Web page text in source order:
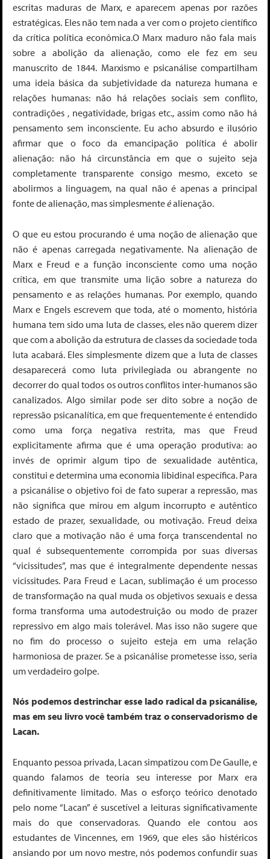
escritas maduras de Marx, e aparecem apenas por razões
estratégicas. Eles não tem nada a ver com o projeto científico
da crítica política econômica.O Marx maduro não fala mais
sobre a abolição da alienação, como ele fez em seu
manuscrito de 1844. Marxismo e psicanálisecompartilham
uma ideia básica da subjetividade da natureza humana e
relações humanas: não há relações sociais sem conflito,
contradições , negatividade, brigas etc., assim como não há
pensamento sem inconsciente. Eu acho absurdo e ilusório
afirmar que o foco da emancipação política é abolir
alienação: não há circunstância em que o sujeito seja
completamente transparente consigo mesmo, exceto se
abolirmos a linguagem, na qual não é apenas a principal
fonte de alienação, mas simplesmenteéalienação.
O que eu estou procurando é uma noção de alienação que
não é apenas carregada negativamente. Na alienação de
Marx e Freud e a função inconsciente como uma noção
crítica, em que transmite uma lição sobre a natureza do
pensamento e as relações humanas. Por exemplo, quando
Marx e Engels escrevem que toda, até o momento, história
humana tem sido uma luta de classes, eles não querem dizer
que com a abolição da estrutura de classes da sociedade toda
luta acabará. Eles simplesmente dizem que a luta de classes
desaparecerá como luta privilegiada ou abrangente no
decorrer do qual todos os outros conflitos inter-humanos são
canalizados. Algo similar pode ser dito sobre a noção de
repressão psicanalítica, em que frequentemente é entendido
como uma força negativa restrita, mas que Freud
explicitamente afirma que é uma operação produtiva: ao
invés de oprimir algum tipo de sexualidade autêntica,
constitui e determina uma economia libidinal específica. Para
a psicanálise o objetivo foi de fato superar a repressão, mas
não significa que mirou em algum incorrupto e autêntico
estado de prazer, sexualidade, ou motivação.Freud deixa
claro que a motivação não é uma força transcendental no
qual é subsequentemente corrompida por suas diversas
“vicissitudes”, mas que é integralmente dependente nessas
vicissitudes. Para Freud e Lacan, sublimação é um processo
de transformação na qual muda os objetivos sexuais e dessa
forma transforma uma autodestruição ou modo de prazer
repressivo em algo mais tolerável. Mas isso não sugere que
no fim do processo o sujeitoesteja em uma relação
harmoniosa de prazer. Se a psicanálise prometesse isso, seria
um verdadeiro golpe.
Nós podemos destrinchar esse lado radical da psicanálise,
mas em seu livro você também traz o conservadorismo de
Lacan.
Enquanto pessoa privada, Lacan simpatizou com De Gaulle, e
quando falamosde teoria seu interesse por Marx era
definitivamente limitado. Mas o esforço teórico denotado
pelo nome “Lacan” é suscetível a leituras significativamente
mais do que conservadoras. Quando ele contou aos
estudantes de Vincennes, em 1969, que eles são histéricos
ansiando por um novo mestre, nós podemos confundir suas